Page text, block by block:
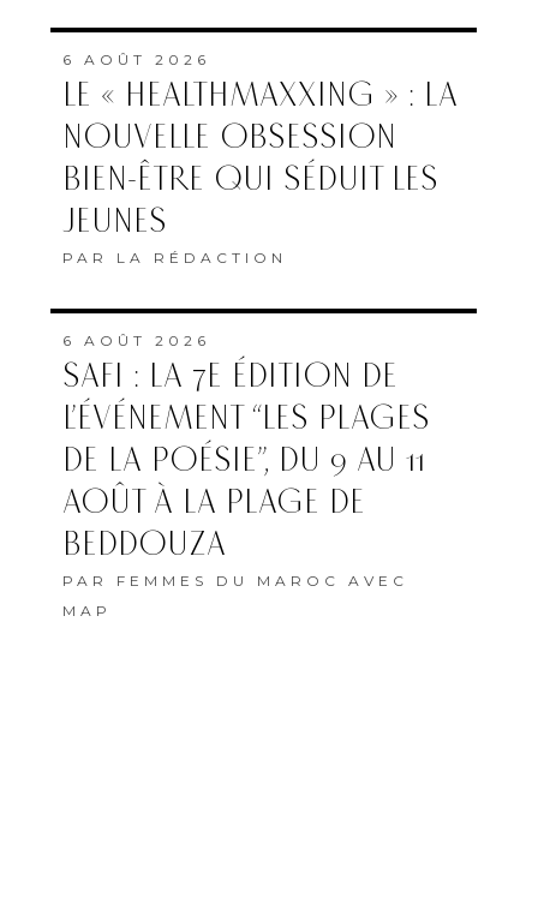
6 AOÛT 2026
LE « HEALTHMAXXING » : LA
NOUVELLE OBSESSION
BIEN-ÊTRE QUI SÉDUIT LES
JEUNES
PAR LA RÉDACTION
6 AOÛT 2026
SAFI : LA 7E ÉDITION DE
L’ÉVÉNEMENT “LES PLAGES
DE LA POÉSIE”, DU 9 AU 11
AOÛT À LA PLAGE DE
BEDDOUZA
PAR FEMMES DU MAROC AVEC
MAP